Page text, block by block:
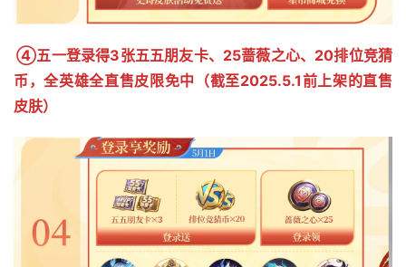
④五一登录得3张五五朋友卡、25蔷薇之心、20排位竞猜
币，全英雄全直售皮限免中（截至2025.5.1前上架的直售
皮肤）